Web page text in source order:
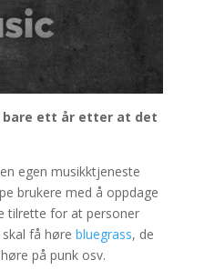
bare ett år etter at det
egen musikktjeneste
brukere med å oppdage
tilrette for at personer
få høre bluegrass, de
på punk osv.